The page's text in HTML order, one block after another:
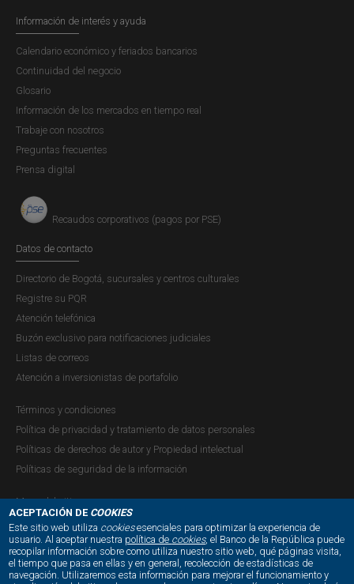
ACEPTACIÓN DE COOKIES
Este sitio web utiliza cookiesesenciales para optimizar la experiencia de
usuario. Al aceptar nuestra política de cookies, el Banco de la República puede
recopilar información sobre como utiliza nuestro sitio web, qué páginas visita,
el tiempo que pasa en ellas y en general, recolección de estadísticas de
navegación. Utilizaremos esta información para mejorar el funcionamiento y
Información de interés y ayuda
Calendario económico y feriados bancarios
Continuidad del negocio
Glosario
Información de los mercados en tiempo real
Trabaje con nosotros
Preguntas frecuentes
Prensa digital
Recaudos corporativos (pagos por PSE)
Datos de contacto
Directorio de Bogotá, sucursales y centros culturales
Registre su PQR
Atención telefónica
Buzón exclusivo para notificaciones judiciales
Listas de correos
Atención a inversionistas de portafolio
Términos y condiciones
Política de privacidad y tratamiento de datos personales
Políticas de derechos de autor y Propiedad intelectual
Políticas de seguridad de la información
Mapa del sitio
NUESTRAS REDES SOCIALES: